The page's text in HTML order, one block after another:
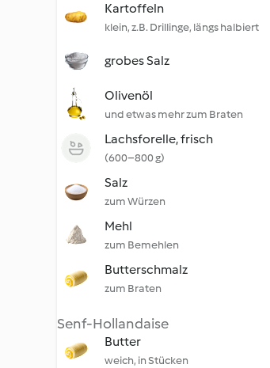
Kartoffeln
klein, z.B. Drillinge, längs halbiert
grobes Salz
Olivenöl
und etwas mehr zum Braten
Lachsforelle, frisch
(600–800 g)
Salz
zum Würzen
Mehl
zum Bemehlen
Butterschmalz
zum Braten
Senf-Hollandaise
Butter
weich, in Stücken